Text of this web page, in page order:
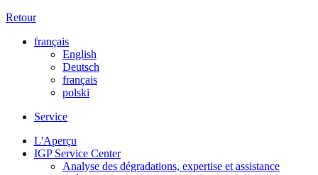
Retour
français
English
Deutsch
français
polski
Service
L'Aperçu
IGP Service Center
Analyse des dégradations, expertise et assistance